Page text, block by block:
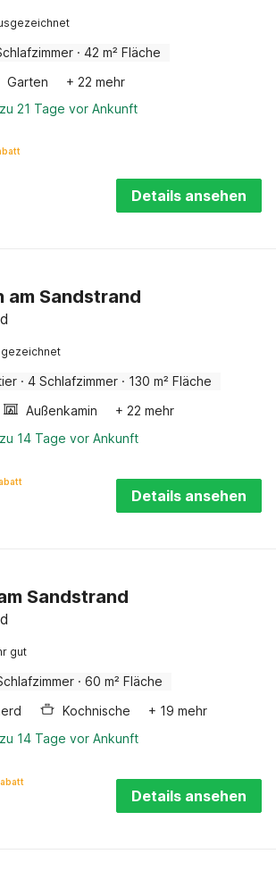
· 42 m² Fläche
Garten
+ 22 mehr
21 Tage vor Ankunft
Details ansehen
am Sandstrand
· 4 Schlafzimmer · 130 m² Fläche
Außenkamin
+ 22 mehr
14 Tage vor Ankunft
Details ansehen
Sandstrand
gut
· 60 m² Fläche
Kochnische
+ 19 mehr
14 Tage vor Ankunft
Details ansehen